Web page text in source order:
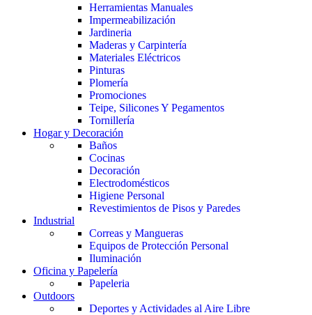
Herramientas Manuales
Impermeabilización
Jardineria
Maderas y Carpintería
Materiales Eléctricos
Pinturas
Plomería
Promociones
Teipe, Silicones Y Pegamentos
Tornillería
Hogar y Decoración
Baños
Cocinas
Decoración
Electrodomésticos
Higiene Personal
Revestimientos de Pisos y Paredes
Industrial
Correas y Mangueras
Equipos de Protección Personal
Iluminación
Oficina y Papelería
Papeleria
Outdoors
Deportes y Actividades al Aire Libre